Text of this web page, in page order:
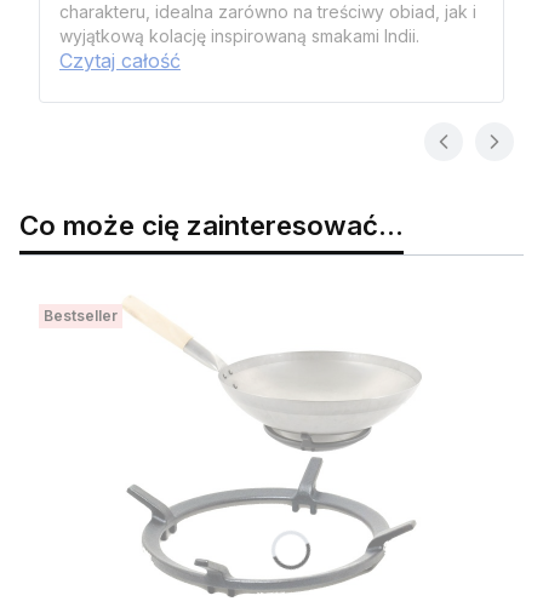
charakteru, idealna zarówno na treściwy obiad, jak i
wyjątkową kolację inspirowaną smakami Indii.
Czytaj całość
Co może cię zainteresować...
Bestseller